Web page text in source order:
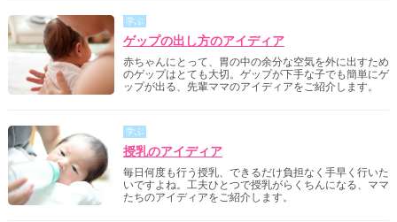
学ぶ
ゲップの出し方のアイディア
赤ちゃんにとって、胃の中の余分な空気を外に出すため
のゲップはとても大切。ゲップが下手な子でも簡単にゲ
ップが出る、先輩ママのアイディアをご紹介します。
学ぶ
授乳のアイディア
毎日何度も行う授乳、できるだけ負担なく手早く行いた
いですよね。工夫ひとつで授乳がらくちんになる、ママ
たちのアイディアをご紹介します。